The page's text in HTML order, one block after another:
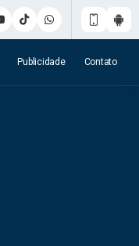
Publicidade Contato